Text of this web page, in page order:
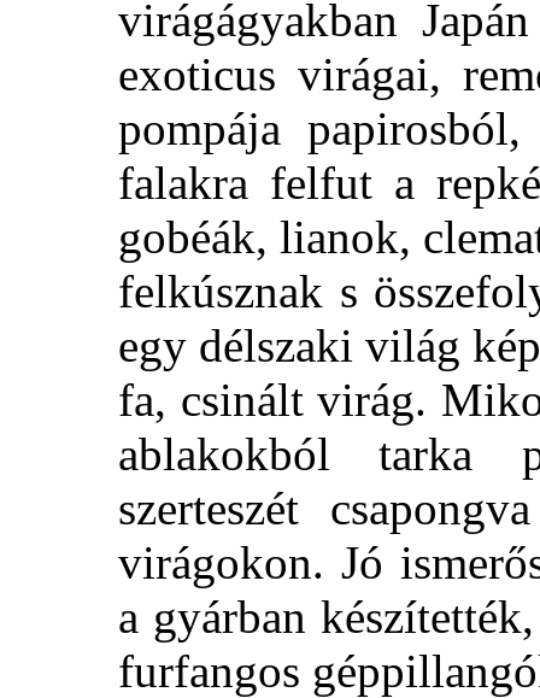
virágágyakban
exoticus virágai,
pompája
falakra felfut a
gobéák, lianok,
felkúsznak s
egy délszaki világ
fa, csinált virág.
ablakokból tarka
szerteszét
virágokon. Jó
a gyárban
furfangos